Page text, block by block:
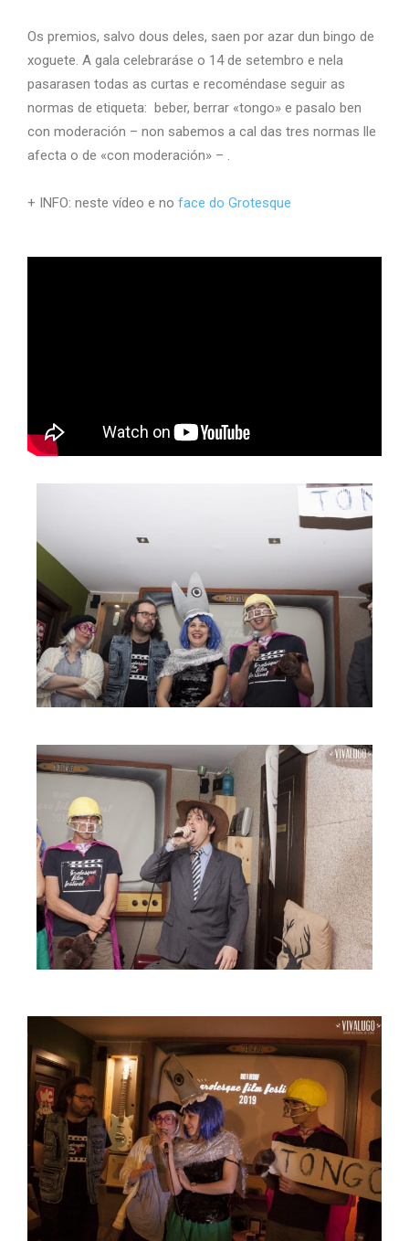
Os premios, salvo dous deles, saen por azar dun bingo de
xoguete. A gala celebraráse o 14 de setembro e nela
pasarasen todas as curtas e recoméndase seguir as
normas de etiqueta: beber, berrar «tongo» e pasalo ben
con moderación – non sabemos a cal das tres normas lle
afecta o de «con moderación» – .
+ INFO: neste vídeo e no face do Grotesque